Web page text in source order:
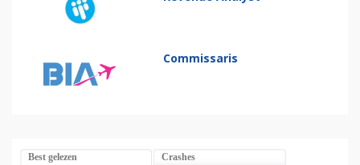
Commissaris
Best gelezen Crashes